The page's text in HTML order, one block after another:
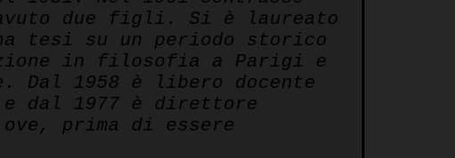
avuto due figli. Si è laureato
tesi su un periodo storico
in filosofia a Parigi e
Dal 1958 è libero docente
dal 1977 è direttore
prima di essere